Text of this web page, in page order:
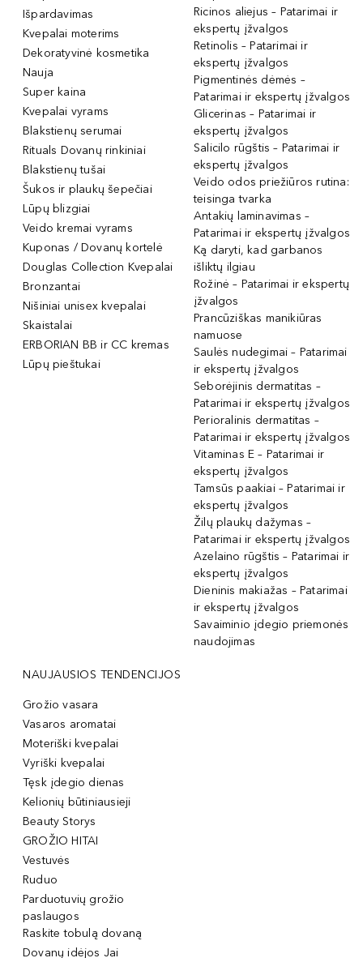
Išpardavimas
Kvepalai moterims
Dekoratyvinė kosmetika
Nauja
Super kaina
Kvepalai vyrams
Blakstienų serumai
Rituals Dovanų rinkiniai
Blakstienų tušai
Šukos ir plaukų šepečiai
Lūpų blizgiai
Veido kremai vyrams
Kuponas / Dovanų kortelė
Douglas Collection Kvepalai
Bronzantai
Nišiniai unisex kvepalai
Skaistalai
ERBORIAN BB ir CC kremas
Lūpų pieštukai
Ricinos aliejus – Patarimai ir
ekspertų įžvalgos
Retinolis – Patarimai ir
ekspertų įžvalgos
Pigmentinės dėmės –
Patarimai ir ekspertų įžvalgos
Glicerinas – Patarimai ir
ekspertų įžvalgos
Salicilo rūgštis – Patarimai ir
ekspertų įžvalgos
Veido odos priežiūros rutina:
teisinga tvarka
Antakių laminavimas –
Patarimai ir ekspertų įžvalgos
Ką daryti, kad garbanos
išliktų ilgiau
Rožinė – Patarimai ir ekspertų
įžvalgos
Prancūziškas manikiūras
namuose
Saulės nudegimai – Patarimai
ir ekspertų įžvalgos
Seborėjinis dermatitas –
Patarimai ir ekspertų įžvalgos
Perioralinis dermatitas –
Patarimai ir ekspertų įžvalgos
Vitaminas E – Patarimai ir
ekspertų įžvalgos
Tamsūs paakiai – Patarimai ir
ekspertų įžvalgos
Žilų plaukų dažymas –
Patarimai ir ekspertų įžvalgos
Azelaino rūgštis – Patarimai ir
ekspertų įžvalgos
Dieninis makiažas – Patarimai
ir ekspertų įžvalgos
Savaiminio įdegio priemonės
naudojimas
NAUJAUSIOS TENDENCIJOS
Grožio vasara
Vasaros aromatai
Moteriški kvepalai
Vyriški kvepalai
Tęsk įdegio dienas
Kelionių būtiniausieji
Beauty Storys
GROŽIO HITAI
Vestuvės
Ruduo
Parduotuvių grožio
paslaugos
Raskite tobulą dovaną
Dovanų idėjos Jai